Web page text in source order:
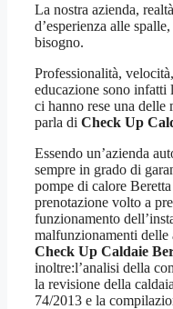
La nostra azienda,
d’esperienza alle
bisogno.
Professionalità,
educazione sono infatti
ci hanno rese una
parla di Check Up
Essendo un’azienda
sempre in grado di
pompe di calore
prenotazione volto a
funzionamento
malfunzionamenti delle
Check Up Caldaie
inoltre:l’analisi della
la revisione della
74/2013 e la